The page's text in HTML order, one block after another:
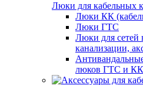
Люки для кабельных
Люки КК
Люки ГТС
Люки для сетей
канализации,
люков ГТС и КК